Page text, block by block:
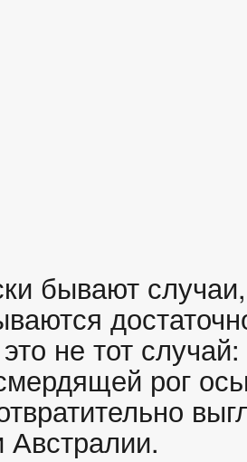
бывают
не тот
рог
Австралии.